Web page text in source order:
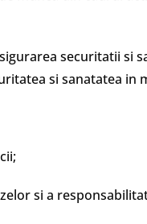
securitatii si
si sanatatea in
si a